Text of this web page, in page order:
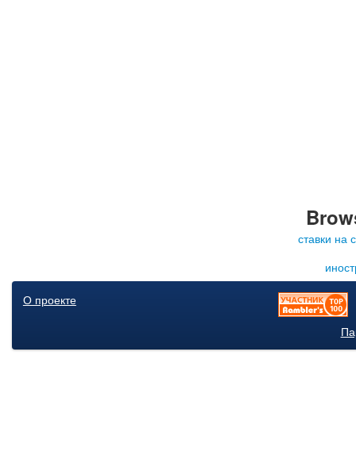
ставки на
О проекте